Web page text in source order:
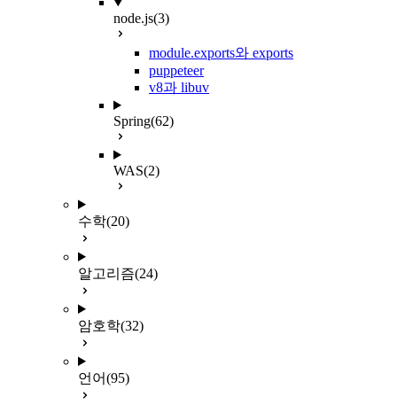
node.js(3)
module.exports와 exports
puppeteer
v8과 libuv
Spring(62)
WAS(2)
수학(20)
알고리즘(24)
암호학(32)
언어(95)